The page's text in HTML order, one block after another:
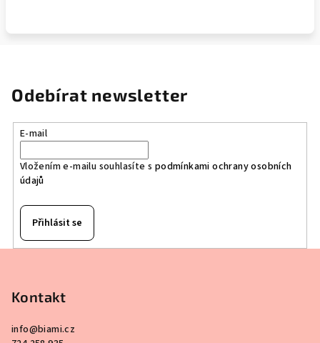
Odebírat newsletter
E-mail
Vložením e-mailu souhlasíte s podmínkami ochrany osobních
údajů
Přihlásit se
Kontakt
info@biami.cz